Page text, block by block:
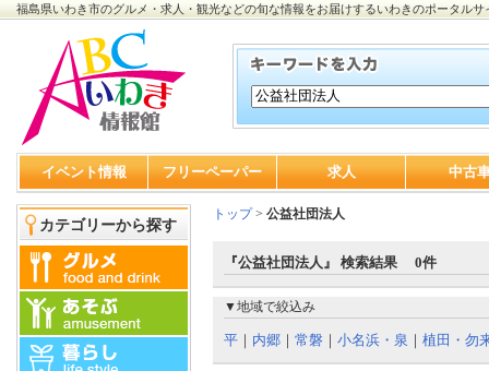
福島県いわき市のグルメ・求人・観光などの旬な情報をお届けするいわきのポータルサ
イベント情報 フリーペーパー 求人 中古
カテゴリーから探す
トップ> 公益社団法人
『公益社団法人』 検索結果 0件
▼地域で絞込み
平 ｜ 内郷 ｜ 常磐 ｜ 小名浜・泉 ｜ 植田・勿